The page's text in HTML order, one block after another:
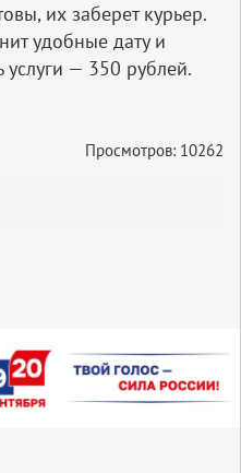
их заберет курьер.
удобные дату и
услуги — 350 рублей.
Просмотров: 10262